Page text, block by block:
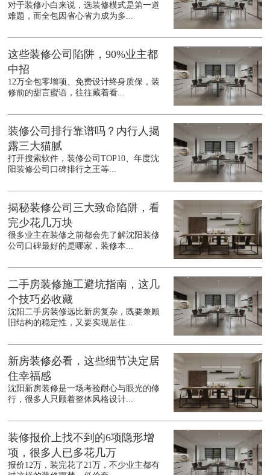
对于装修小白来说，选装修模式是第一道
难题，而全包因省心省力成为多...
这些装修公司陷阱，90%业主都
中招
12万全包零增项、免费设计终身质保，装
修前的甜言蜜语，往往藏着看...
装修公司排行靠谱吗？内行人揭
露三大猫腻
打开搜索软件，装修公司TOP10、年度沈
阳装修公司口碑排行之王等...
揭秘装修公司三大致命陷阱，看
完少花几万块
很多业主在装修之前都会先了解沈阳装修
公司口碑最好的是哪家，装修本...
二手房装修施工避坑指南，这几
个技巧必收藏
沈阳二手房装修远比新房复杂，既要兼顾
旧结构的稳定性，又要实现居住...
新房装修必看，这些细节决定居
住幸福感
沈阳新房装修是一场考验耐心与眼光的修
行，很多人只顾着整体风格设计...
装修报价上找不到的6项隐形增
项，很多人已多花几万
报价12万，装完花了21万，不少业主都有